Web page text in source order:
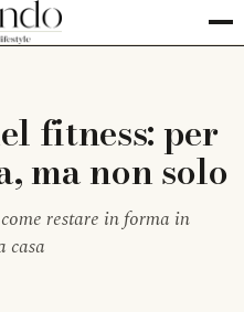
fitness: per
ma non solo
restare in forma in
casa